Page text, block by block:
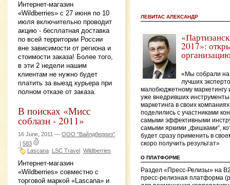
Интернет-магазин
«Wildberries» с 27 июня по 10
июля включительно проводит
акцию - бесплатная доставка
по всей территории России
вне зависимости от региона и
стоимости заказа! Более того,
в эти 2 недели нашим
клиентам не нужно будет
платить за выезд курьера при
полном отказе от заказа.
В поисках «Мисс
соблазн - 2011»
16 June, 2011 — ООО "Вайлдберриз"
| 583
Lascana LSC Travel Wildberries
Интернет-магазин
«Wildberries» совместно с
торговой маркой «Lascana» и
ЛЕВИТАС АЛЕКСАНДР
2017»:
«Мы собрали на
лучших
малобюджетному маркетингу
уже внедривших инструменты
маркетинга в своих
поделились с участниками
самыми эффективными
самыми яркими „фишками“,
будет сразу применить в
скоро получить результат»
О ПЛАТФОРМЕ
Раздел «Пресс-Релизы» на
пресс-релизная платформа